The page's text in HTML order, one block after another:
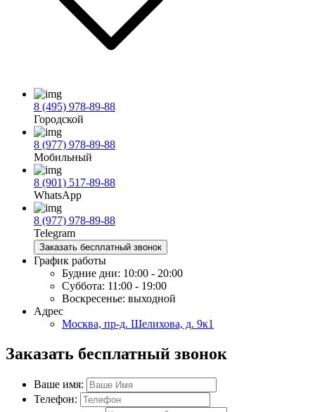
8 (495) 978-89-88
Городской
8 (977) 978-89-88
Мобильный
8 (901) 517-89-88
WhatsApp
8 (977) 978-89-88
Telegram
Заказать бесплатный звонок
График работы
Будние дни: 10:00 - 20:00
Суббота: 11:00 - 19:00
Воскресенье: выходной
Адрес
Москва, пр-д. Шелихова, д. 9к1
Заказать бесплатный звонок
Ваше имя:
Телефон: